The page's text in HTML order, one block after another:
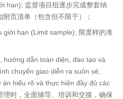
hạn); 监督项目组逐步完成整套纳
页清单（包含但不限于）；
giới hạn (Limit sample); 限度样的准
hướng dẫn toàn diện, đào tạo và
chuyển giao diễn ra suôn sẻ,
hiểu rõ và thực hiện đầy đủ các
时，全面辅导、培训和交接，确保